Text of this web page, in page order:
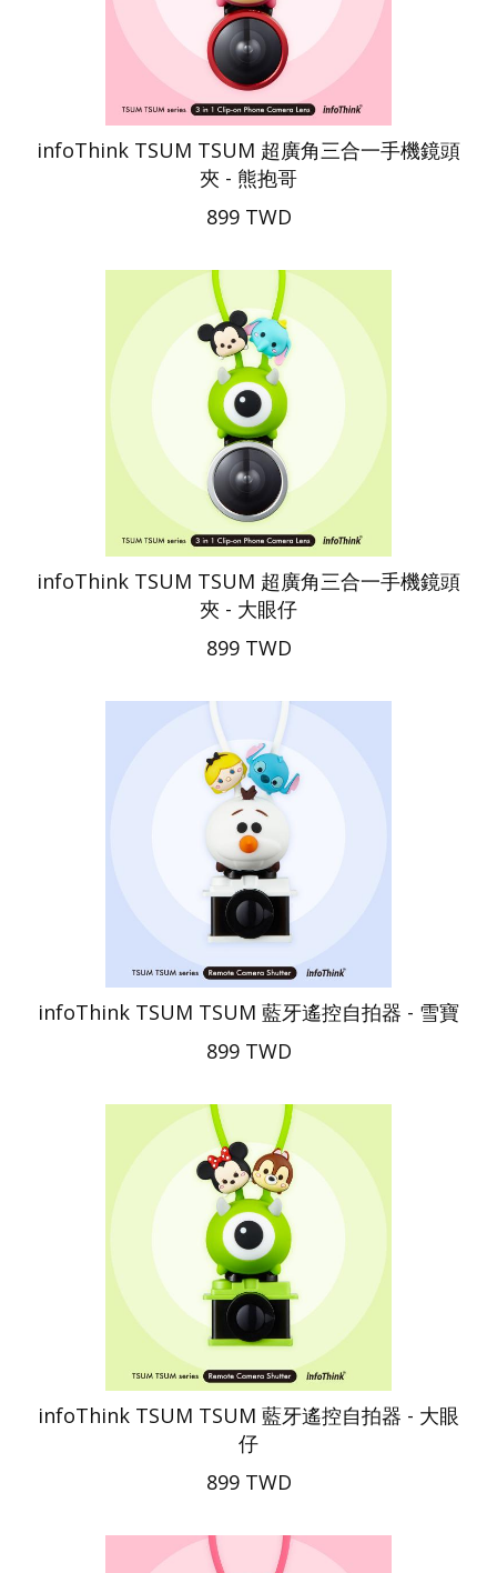
infoThink TSUM TSUM 超廣角三合一手機鏡頭
夾 - 熊抱哥
899 TWD
infoThink TSUM TSUM 超廣角三合一手機鏡頭
夾 - 大眼仔
899 TWD
infoThink TSUM TSUM 藍牙遙控自拍器 - 雪寶
899 TWD
infoThink TSUM TSUM 藍牙遙控自拍器 - 大眼
仔
899 TWD